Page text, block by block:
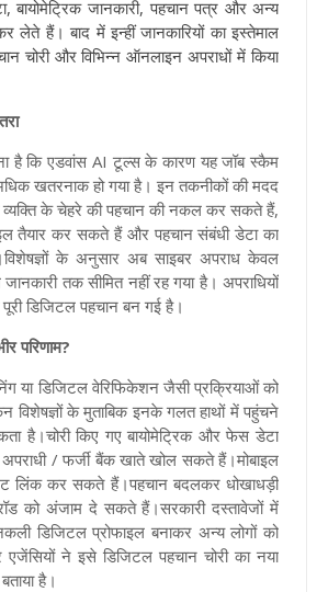
बायोमेट्रिक जानकारी, पहचान पत्र और अन्य
लेते हैं। बाद में इन्हीं जानकारियों का इस्तेमाल
चोरी और विभिन्न ऑनलाइन अपराधों में किया
है कि एडवांस AI टूल्स के कारण यह जॉब स्कैम
खतरनाक हो गया है। इन तकनीकों की मदद
व्यक्ति के चेहरे की पहचान की नकल कर सकते हैं,
तैयार कर सकते हैं और पहचान संबंधी डेटा का
के अनुसार अब साइबर अपराध केवल
तक सीमित नहीं रह गया है। अपराधियों
पूरी डिजिटल पहचान बन गई है।
परिणाम?
या डिजिटल वेरिफिकेशन जैसी प्रक्रियाओं को
विशेषज्ञों के मुताबिक इनके गलत हाथों में पहुंचने
है।चोरी किए गए बायोमेट्रिक और फेस डेटा
/ फर्जी बैंक खाते खोल सकते हैं।मोबाइल
लिंक कर सकते हैं।पहचान बदलकर धोखाधड़ी
को अंजाम दे सकते हैं।सरकारी दस्तावेजों में
डिजिटल प्रोफाइल बनाकर अन्य लोगों को
ने इसे डिजिटल पहचान चोरी का नया
है।